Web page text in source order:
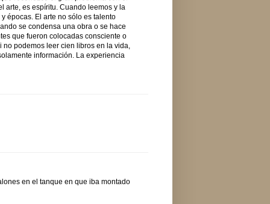
arte, es espíritu. Cuando leemos y la
épocas. El arte no sólo es talento
se condensa una obra o se hace
que fueron colocadas consciente o
no podemos leer cien libros en la vida,
información. La experiencia
en el tanque en que iba montado